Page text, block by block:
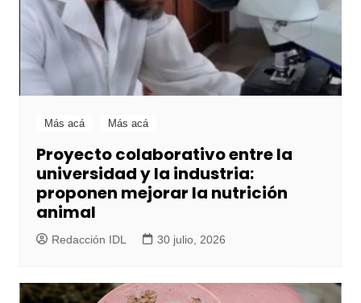
Más acá Más acá
Proyecto colaborativo entre la
universidad y la industria:
proponen mejorar la nutrición
animal
Redacción IDL 30 julio, 2026